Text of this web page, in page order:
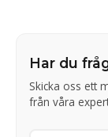
Har du
Skicka oss ett
från våra